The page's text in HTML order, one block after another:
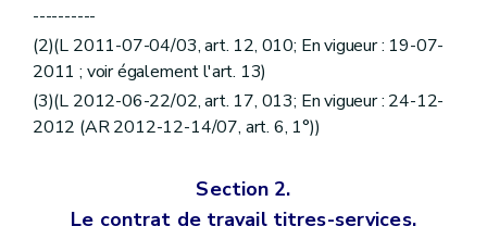
----------
(2)(L 2011-07-04/03, art. 12, 010; En vigueur : 19-07-
2011 ; voir également l'art. 13)
(3)(L 2012-06-22/02, art. 17, 013; En vigueur : 24-12-
2012 (AR 2012-12-14/07, art. 6, 1°))
Section 2.
Le contrat de travail titres-services.